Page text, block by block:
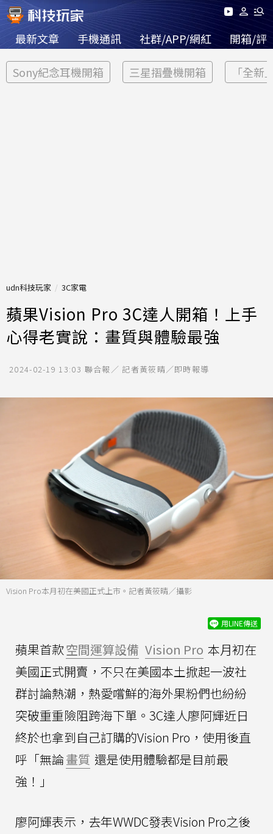
最新文章 手機通訊 社群/APP/網紅 開箱/評
Sony紀念耳機開箱 三星摺疊機開箱 「全新
udn科技玩家 3C家電
蘋果Vision Pro 3C達人開箱！上手
心得老實說：畫質與體驗最強
2024-02-19 13:03 聯合報／ 記者黃筱晴／即時報導
Vision Pro本月初在美國正式上市。記者黃筱晴／攝影
用LINE傳送
蘋果首款空間運算設備 Vision Pro 本月初在
美國正式開賣，不只在美國本土掀起一波社
群討論熱潮，熱愛嚐鮮的海外果粉們也紛紛
突破重重險阻跨海下單。3C達人廖阿輝近日
終於也拿到自己訂購的Vision Pro，使用後直
呼「無論畫質 還是使用體驗都是目前最
強！」
廖阿輝表示，去年WWDC發表Vision Pro之後